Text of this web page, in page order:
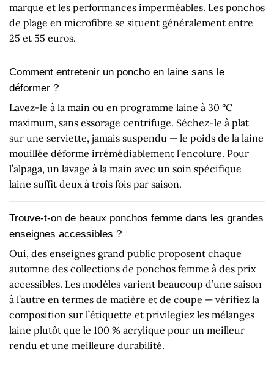
marque et les performances imperméables. Les ponchos
de plage en microfibre se situent généralement entre
25 et 55 euros.
Comment entretenir un poncho en laine sans le
déformer ?
Lavez-le à la main ou en programme laine à 30 °C
maximum, sans essorage centrifuge. Séchez-le à plat
sur une serviette, jamais suspendu — le poids de la laine
mouillée déforme irrémédiablement l’encolure. Pour
l’alpaga, un lavage à la main avec un soin spécifique
laine suffit deux à trois fois par saison.
Trouve-t-on de beaux ponchos femme dans les grandes
enseignes accessibles ?
Oui, des enseignes grand public proposent chaque
automne des collections de ponchos femme à des prix
accessibles. Les modèles varient beaucoup d’une saison
à l’autre en termes de matière et de coupe — vérifiez la
composition sur l’étiquette et privilegiez les mélanges
laine plutôt que le 100 % acrylique pour un meilleur
rendu et une meilleure durabilité.